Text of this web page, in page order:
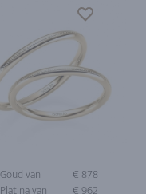
Goud van
€ 878